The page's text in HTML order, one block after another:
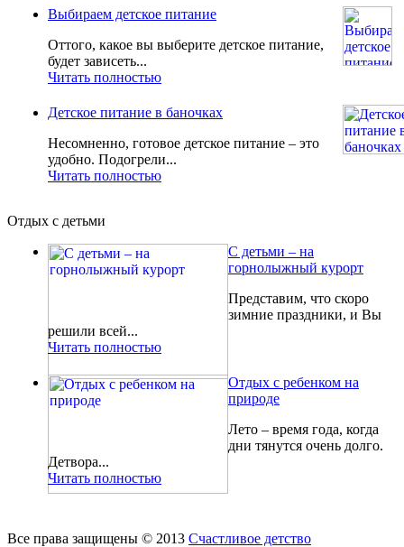
Выбираем детское питание
Оттого, какое вы выберите детское питание,
будет зависеть...
Читать полностью
Детское питание в баночках
Несомненно, готовое детское питание – это
удобно. Подогрели...
Читать полностью
Отдых с детьми
С детьми – на
горнолыжный курорт
Представим, что скоро
зимние праздники, и Вы
решили всей...
Читать полностью
Отдых с ребенком на
природе
Лето – время года, когда
дни тянутся очень долго.
Детвора...
Читать полностью
Все права защищены © 2013 Счастливое детство